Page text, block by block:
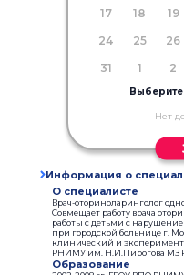
17
18 19
24
25 26
31
1 2
Выберите
Нет
Информация о
О специалисте
Врач-оториноларинголог
Совмещает работу врача
работы с детьми с
при городской больнице г.
клинический и
РНИМУ им. Н.И.Пирогова МЗ
Образование